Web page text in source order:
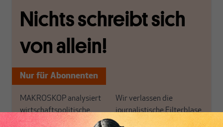
Nichts schreibt sich
von allein!
Nur für Abonnenten
MAKROSKOP analysiert
wirtschaftspolitische
Themen aus einer
Wir verlassen die
journalistische Filterblase,
in der sich viele